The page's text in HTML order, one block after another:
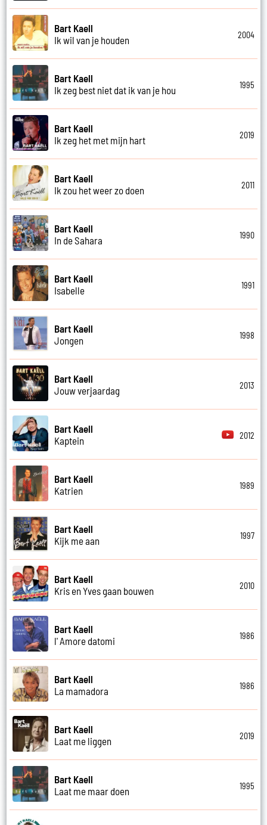
Bart Kaell
Ik wil van je houden
2004
Bart Kaell
Ik zeg best niet dat ik van je hou
1995
Bart Kaell
Ik zeg het met mijn hart
2019
Bart Kaell
Ik zou het weer zo doen
2011
Bart Kaell
In de Sahara
1990
Bart Kaell
Isabelle
1991
Bart Kaell
Jongen
1998
Bart Kaell
Jouw verjaardag
2013
Bart Kaell
Kaptein
2012
Bart Kaell
Katrien
1989
Bart Kaell
Kijk me aan
1997
Bart Kaell
Kris en Yves gaan bouwen
2010
Bart Kaell
l' Amore datomi
1986
Bart Kaell
La mamadora
1986
Bart Kaell
Laat me liggen
2019
Bart Kaell
Laat me maar doen
1995